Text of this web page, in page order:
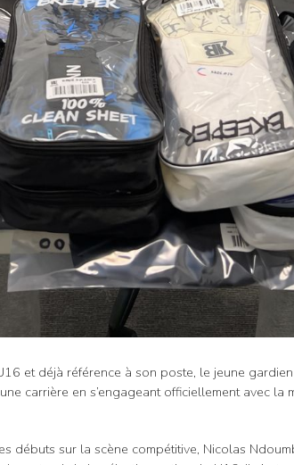
et déjà référence à son poste, le jeune
carrière en s’engageant officiellement avec la
débuts sur la scène compétitive, Nicolas